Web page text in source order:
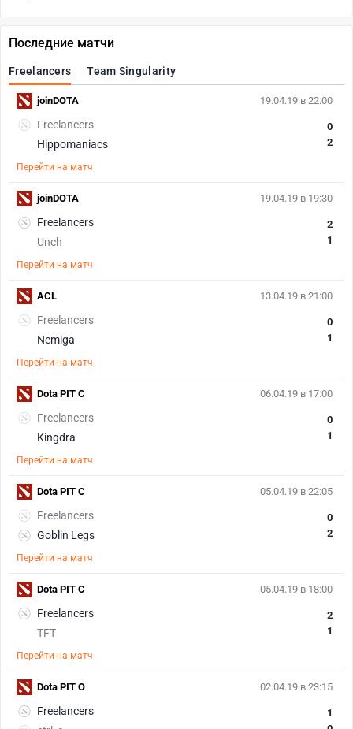
Последние матчи
Freelancers Team Singularity
19.04.19 в 22:00
Freelancers
Hippomaniacs
0
2
Перейти на матч
joinDOTA
19.04.19 в 19:30
Freelancers
Unch
2
1
Перейти на матч
joinDOTA
13.04.19 в 21:00
Freelancers
Nemiga
0
1
Перейти на матч
ACL
06.04.19 в 17:00
Freelancers
Kingdra
0
1
Перейти на матч
Dota PIT С
05.04.19 в 22:05
Freelancers
Goblin Legs
0
2
Перейти на матч
Dota PIT С
05.04.19 в 18:00
Freelancers
TFT
2
1
Перейти на матч
Dota PIT С
02.04.19 в 23:15
Freelancers
1
Dota PIT O